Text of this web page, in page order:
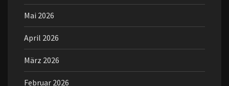
Mai 2026
April 2026
März 2026
Februar 2026